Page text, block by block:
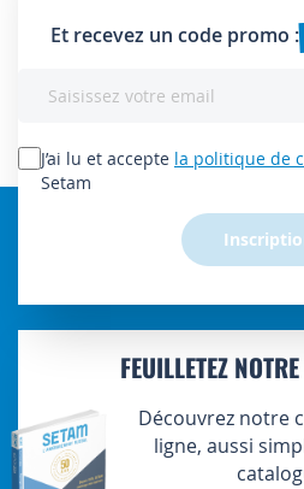
Et recevez un code promo :
lettre
d’information
J’ai lu et accepte la politique de
Setam
FEUILLETEZ
Découvrez notre
ligne, aussi